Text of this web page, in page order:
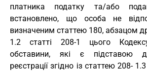
платника податку та/або
встановлено, що особа не
визначеним статтею 180, абзацом
1.2 статті 208-1 цього
обставини, які є підставою
реєстрації згідно із статтею 208-